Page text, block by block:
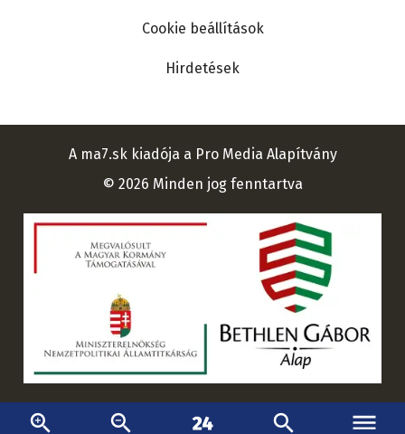
Cookie beállítások
Hirdetések
A ma7.sk kiadója a Pro Media Alapítvány
© 2026 Minden jog fenntartva